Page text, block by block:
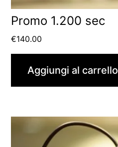
Promo 1.200 sec
€140.00
Aggiungi al carrello